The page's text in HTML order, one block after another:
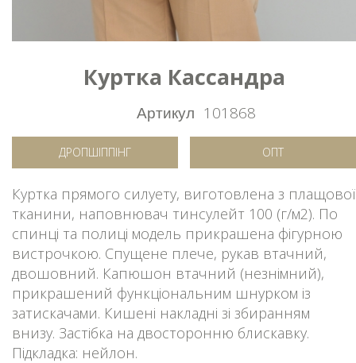
Куртка Кассандра
Артикул 101868
ДРОПШІППІНГ ОПТ
Куртка прямого силуету, виготовлена з плащової
тканини, наповнювач тинсулейт 100 (г/м2). По
спинці та полиці модель прикрашена фігурною
вистрочкою. Спущене плече, рукав втачний,
двошовний. Капюшон втачний (незнімний),
прикрашений функціональним шнурком із
затискачами. Кишені накладні зі збиранням
внизу. Застібка на двосторонню блискавку.
Підкладка: нейлон.